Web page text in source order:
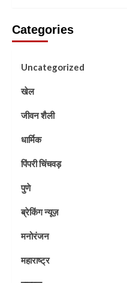
Categories
Uncategorized
खेल
जीवन शैली
धार्मिक
पिंपरी चिंचवड़
पुणे
ब्रेकिंग न्यूज़
मनोरंजन
महाराष्ट्र